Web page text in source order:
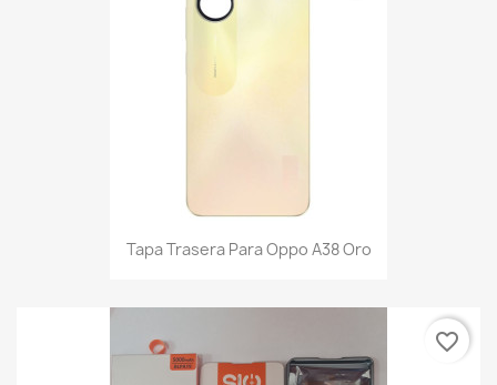
Tapa Trasera Para Oppo A38 Oro
favorite_border